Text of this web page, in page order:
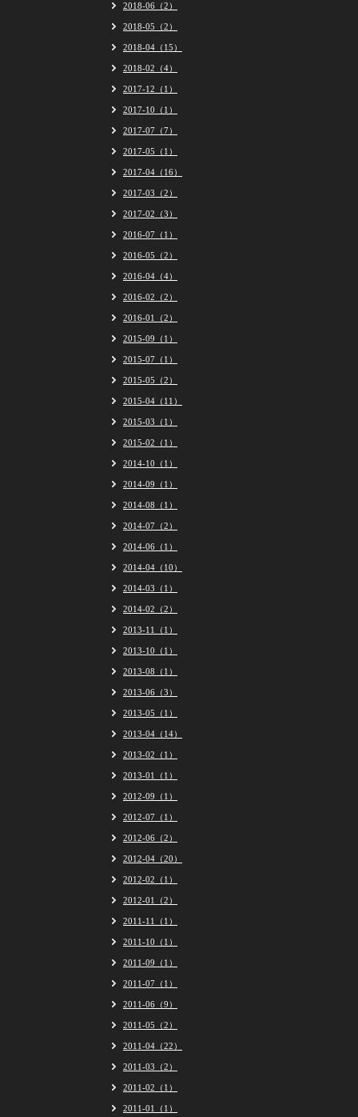
2018-06（2）
2018-05（2）
2018-04（15）
2018-02（4）
2017-12（1）
2017-10（1）
2017-07（7）
2017-05（1）
2017-04（16）
2017-03（2）
2017-02（3）
2016-07（1）
2016-05（2）
2016-04（4）
2016-02（2）
2016-01（2）
2015-09（1）
2015-07（1）
2015-05（2）
2015-04（11）
2015-03（1）
2015-02（1）
2014-10（1）
2014-09（1）
2014-08（1）
2014-07（2）
2014-06（1）
2014-04（10）
2014-03（1）
2014-02（2）
2013-11（1）
2013-10（1）
2013-08（1）
2013-06（3）
2013-05（1）
2013-04（14）
2013-02（1）
2013-01（1）
2012-09（1）
2012-07（1）
2012-06（2）
2012-04（20）
2012-02（1）
2012-01（2）
2011-11（1）
2011-10（1）
2011-09（1）
2011-07（1）
2011-06（9）
2011-05（2）
2011-04（22）
2011-03（2）
2011-02（1）
2011-01（1）